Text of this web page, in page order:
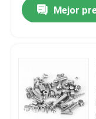
Mejor